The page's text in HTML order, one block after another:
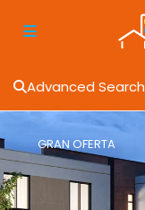
Advanced Search
GRAN OFERTA